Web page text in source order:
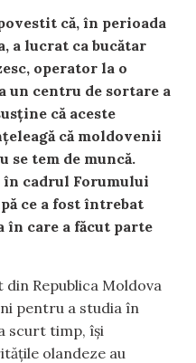
că, în perioada
a lucrat ca bucătar
operator la o
un centru de sortare a
că aceste
că moldovenii
se tem de muncă.
cadrul Forumului
ce a fost întrebat
în care a făcut parte
Republica Moldova
pentru a studia în
scurt timp, își
olandeze au